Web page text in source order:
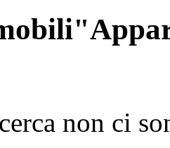
non ci